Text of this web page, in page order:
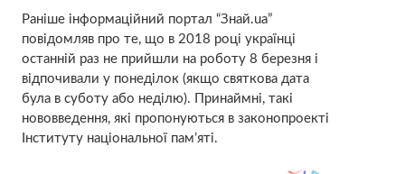
Раніше інформаційний портал “Знай.uа”
повідомляв про те, що в 2018 році українці
останній раз не прийшли на роботу 8 березня і
відпочивали у понеділок (якщо святкова дата
була в суботу або неділю). Принаймні, такі
нововведення, які пропонуються в законопроекті
Інституту національної пам’яті.